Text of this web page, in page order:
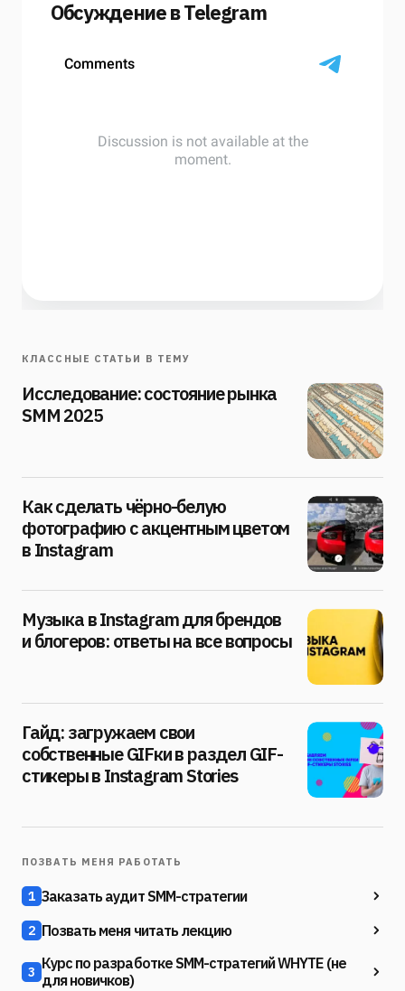
Обсуждение в Telegram
КЛАССНЫЕ СТАТЬИ В ТЕМУ
Исследование: состояние рынка
SMM 2025
Как сделать чёрно-белую
фотографию с акцентным цветом
в Instagram
Музыка в Instagram для брендов
и блогеров: ответы на все вопросы
Гайд: загружаем свои
собственные GIFки в раздел GIF-
стикеры в Instagram Stories
ПОЗВАТЬ МЕНЯ РАБОТАТЬ
1 Заказать аудит SMM-стратегии
2 Позвать меня читать лекцию
3 Курс по разработке SMM-стратегий WHYTE (не
для новичков)